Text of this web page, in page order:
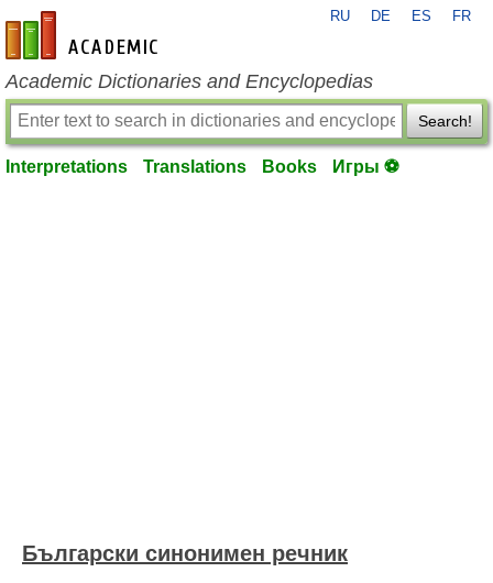
en-academic.com
RU DE ES FR
Academic Dictionaries and Encyclopedias
Search!
Interpretations Translations Books Игры ⚽
Български синонимен речник